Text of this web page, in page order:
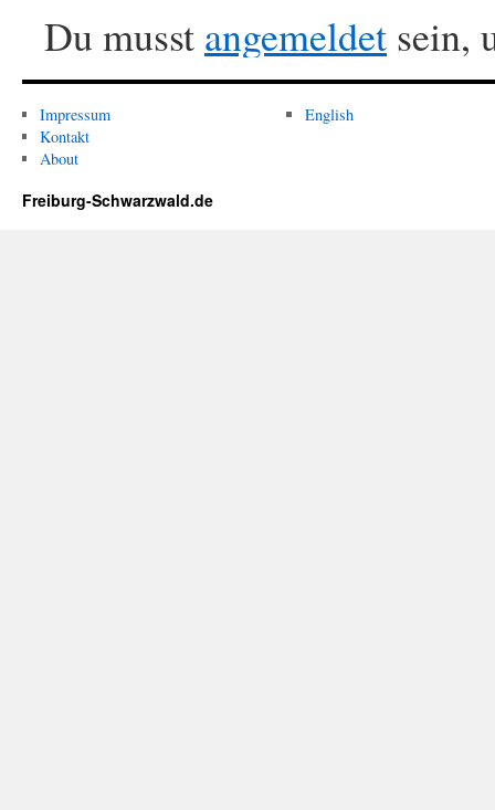
Du musst angemeldet sein,
Impressum
Kontakt
About
English
Freiburg-Schwarzwald.de